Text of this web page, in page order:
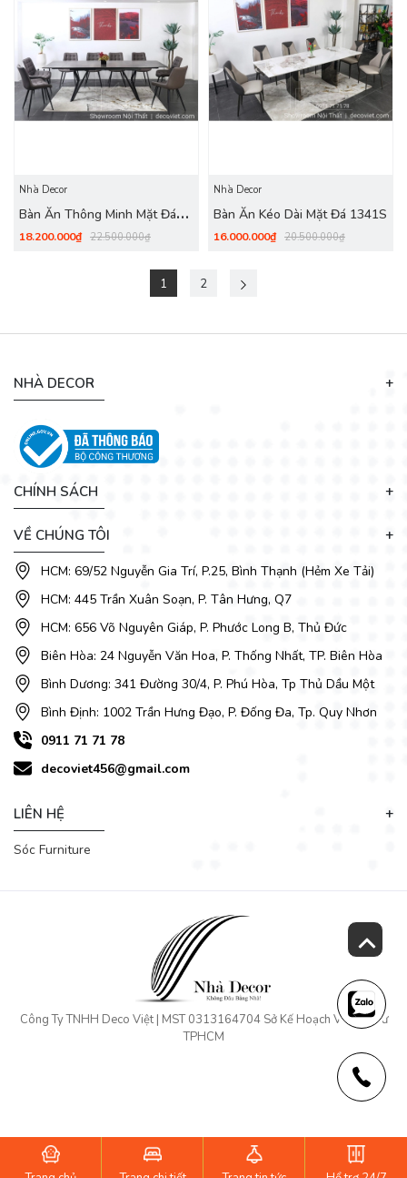
Nhà Decor
Bàn Ăn Thông Minh Mặt Đá
1342S
18.200.000₫ 22.500.000₫
Nhà Decor
Bàn Ăn Kéo Dài Mặt Đá 1341S
16.000.000₫ 20.500.000₫
1 2
NHÀ DECOR
CHÍNH SÁCH
VỀ CHÚNG TÔI
HCM: 69/52 Nguyễn Gia Trí, P.25, Bình Thạnh (Hẻm Xe Tải)
HCM: 445 Trần Xuân Soạn, P. Tân Hưng, Q7
HCM: 656 Võ Nguyên Giáp, P. Phước Long B, Thủ Đức
Biên Hòa: 24 Nguyễn Văn Hoa, P. Thống Nhất, TP. Biên Hòa
Bình Dương: 341 Đường 30/4, P. Phú Hòa, Tp Thủ Dầu Một
Bình Định: 1002 Trần Hưng Đạo, P. Đống Đa, Tp. Quy Nhơn
0911 71 71 78
decoviet456@gmail.com
LIÊN HỆ
Sóc Furniture
Công Ty TNHH Deco Việt | MST 0313164704 Sở Kế Hoạch Và Đầu Tư
TPHCM